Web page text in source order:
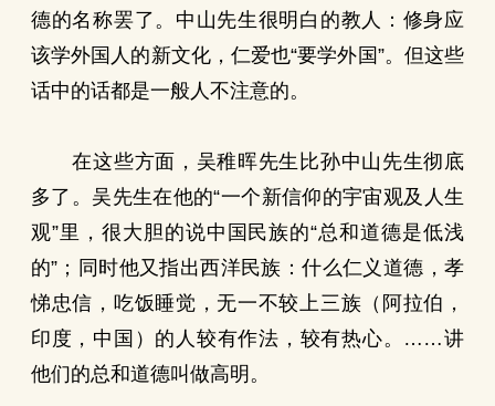
德的名称罢了。中山先生很明白的教人：修身应
该学外国人的新文化，仁爱也“要学外国”。但这些
话中的话都是一般人不注意的。
在这些方面，吴稚晖先生比孙中山先生彻底
多了。吴先生在他的“一个新信仰的宇宙观及人生
观”里，很大胆的说中国民族的“总和道德是低浅
的”；同时他又指出西洋民族：什么仁义道德，孝
悌忠信，吃饭睡觉，无一不较上三族（阿拉伯，
印度，中国）的人较有作法，较有热心。……讲
他们的总和道德叫做高明。